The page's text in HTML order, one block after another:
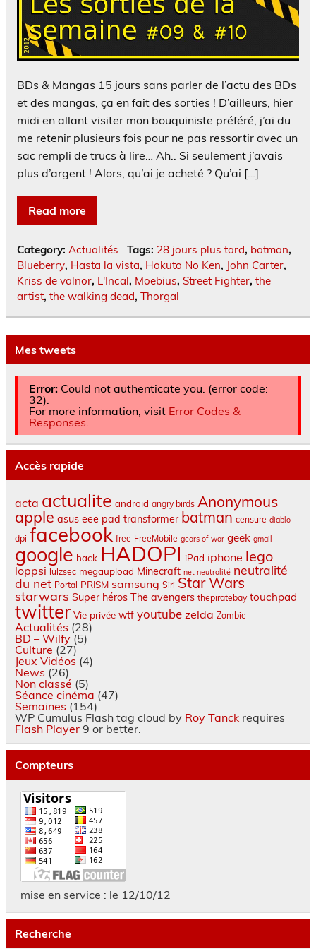
BDs & Mangas 15 jours sans parler de l’actu des BDs
et des mangas, ça en fait des sorties ! D’ailleurs, hier
midi en allant visiter mon bouquiniste préféré, j’ai du
me retenir plusieurs fois pour ne pas ressortir avec un
sac rempli de trucs à lire… Ah.. Si seulement j’avais
plus d’argent ! Alors, qu’ai je acheté ? Qu’ai […]
Read more
Category: Actualités Tags: 28 jours plus tard, batman,
Blueberry, Hasta la vista, Hokuto No Ken, John Carter,
Kriss de valnor, L'Incal, Moebius, Street Fighter, the
artist, the walking dead, Thorgal
Mes tweets
Error:Could not authenticate you. (error code:
32).
For more information, visit Error Codes &
Responses
Accès rapide
acta actualite android angry birds Anonymous
apple asus eee pad transformer batman censure diablo
dpi facebook free FreeMobile gears of war geek gmail
google hack HADOPI iPad iphone lego
loppsi lulzsec megaupload Minecraft net neutralité neutralité
du net Portal PRISM samsung Siri Star Wars
starwars Super héros The avengers thepiratebay touchpad
twitter Vie privée wtf youtube zelda Zombie
Actualités (28)
BD – Wilfy(5)
Culture (27)
Jeux Vidéos (4)
News (26)
Non classé (5)
Séance cinéma (47)
Semaines (154)
WP Cumulus Flash tag cloud by Roy Tanckrequires
Flash Player9 or better.
Compteurs
mise en service : le 12/10/12
Recherche